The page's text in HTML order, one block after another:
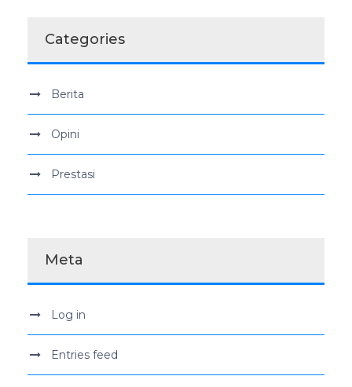
Categories
Berita
Opini
Prestasi
Meta
Log in
Entries feed